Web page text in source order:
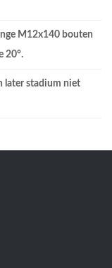
M12x140 bouten
20°.
later stadium niet